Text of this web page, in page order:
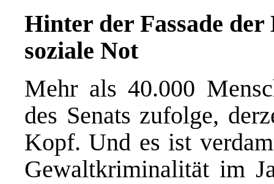
Hinter der Fassade der
soziale Not
Mehr als 40.000
des Senats zufolge,
Kopf. Und es ist
Gewaltkriminalität im